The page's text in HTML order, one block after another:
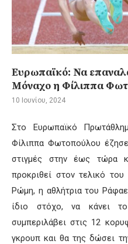
Ευρωπαϊκό: Να
Μόναχο η Φίλιππα
10 Ιουνίου, 2024
Στο Ευρωπαϊκό
Φίλιππα Φωτοπούλου
στιγμές στην έως τώρα
προκριθεί στον τελικό
Ρώμη, η αθλήτρια του
ίδιο στόχο, να κάνει
συμπεριλάβει στις 12
γκρουπ και θα της δώσει